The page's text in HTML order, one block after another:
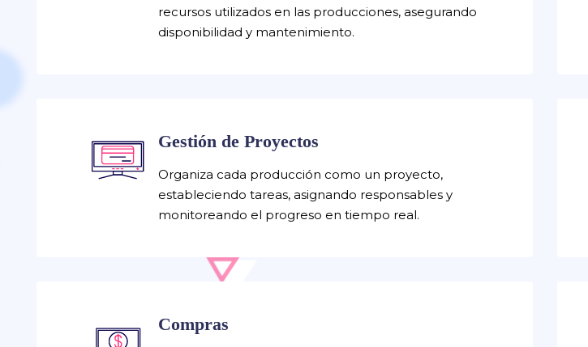
recursos utilizados en las producciones, asegurando
disponibilidad y mantenimiento.
Gestión de Proyectos
Organiza cada producción como un proyecto,
estableciendo tareas, asignando responsables y
monitoreando el progreso en tiempo real.
Compras